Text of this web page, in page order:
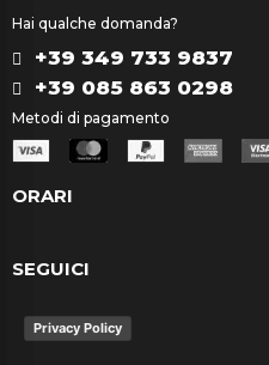
Hai qualche domanda?
+39 349 733 9837
+39 085 863 0298
Metodi di pagamento
ORARI
SEGUICI
Privacy Policy